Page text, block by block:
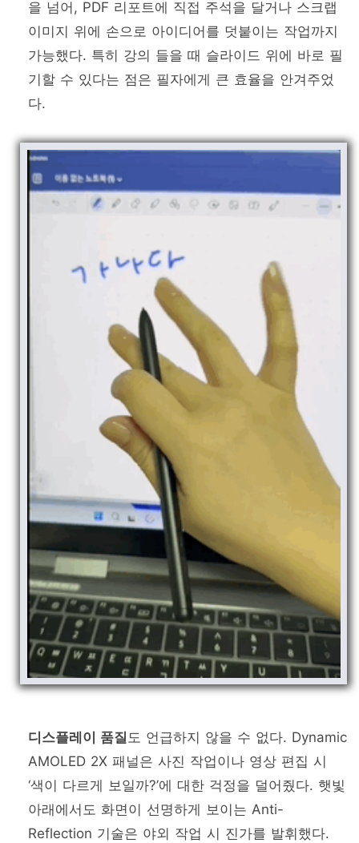
을 넘어, PDF 리포트에 직접 주석을 달거나 스크랩
이미지 위에 손으로 아이디어를 덧붙이는 작업까지
가능했다. 특히 강의 들을 때 슬라이드 위에 바로 필
기할 수 있다는 점은 필자에게 큰 효율을 안겨주었
다.
디스플레이 품질도 언급하지 않을 수 없다. Dynamic
AMOLED 2X 패널은 사진 작업이나 영상 편집 시
‘색이 다르게 보일까?’에 대한 걱정을 덜어줬다. 햇빛
아래에서도 화면이 선명하게 보이는 Anti-
Reflection 기술은 야외 작업 시 진가를 발휘했다.